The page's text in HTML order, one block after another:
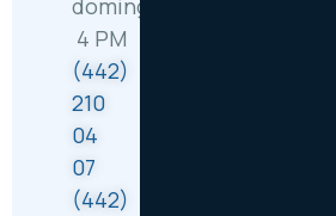
domingo: 8 AM –
4 PM
(442)
210
04
07
(442)